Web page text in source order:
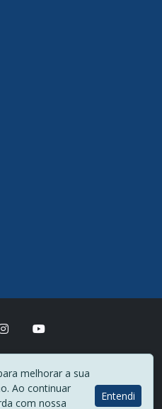
1000
- Centro - CEP 13400-900
melhorar a sua
Ao continuar
com nossa
Entendi